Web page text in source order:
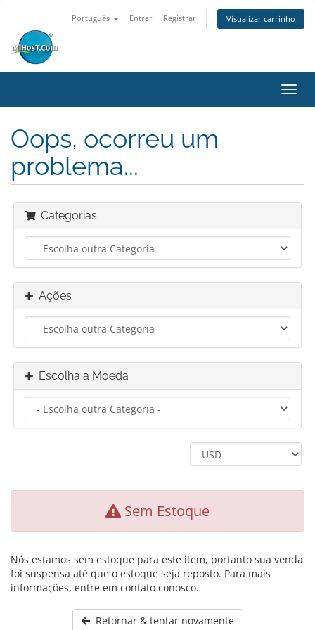
Português Entrar Registrar Visualizar carrinho
Oops, ocorreu um
problema...
Categorias
Ações
Escolha a Moeda
Sem Estoque
Nós estamos sem estoque para este item, portanto sua venda
foi suspensa até que o estoque seja reposto. Para mais
informações, entre em contato conosco.
Retornar & tentar novamente